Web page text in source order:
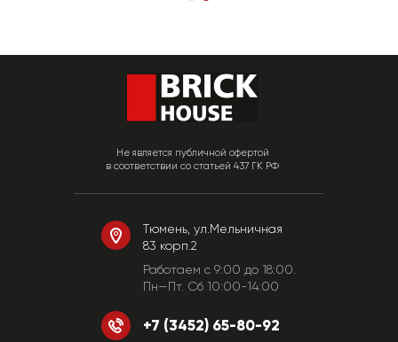
Не является публичной офертой
в соответствии со статьей 437 ГК РФ
Тюмень, ул.Мельничная
83 корп.2
Работаем c 9:00 до 18:00.
Пн—Пт. Сб 10:00-14:00
+7 (3452) 65-80-92